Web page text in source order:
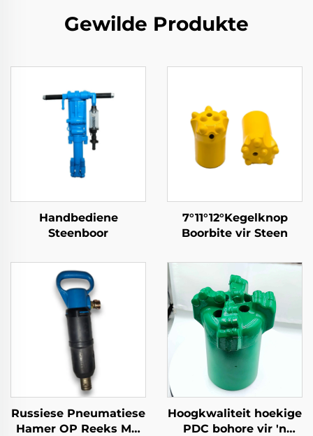
Gewilde Produkte
Handbediene
Steenboor
7°11°12°Kegelknop
Boorbite vir Steen
Russiese Pneumatiese
Hamer OP Reeks MO
Hoogkwaliteit hoekige
PDC bohore vir 'n